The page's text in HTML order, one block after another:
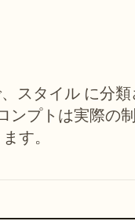
スタイル に分
ンプトは実際の
す。